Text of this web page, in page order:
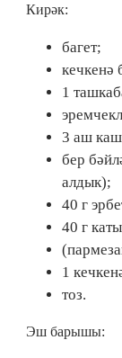
Кирәк:
багет;
кечкенә
1
3 аш
бер
алдык);
40 г
40 г
1
тоз.
Эш барышы: